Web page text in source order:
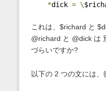
*dick = \
これは、$richard と
@richard と @dick は
づらいですか?
以下の 2 つの文には